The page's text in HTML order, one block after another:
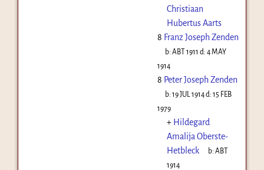
Christiaan
Hubertus Aarts
8 Franz Joseph Zenden
b:ABT 1911 d:4 MAY
1914
8 Peter Joseph Zenden
b:19 JUL 1914d:15 FEB
1979
+ Hildegard
Amalija Oberste-
Hetbleck
b:ABT
1914